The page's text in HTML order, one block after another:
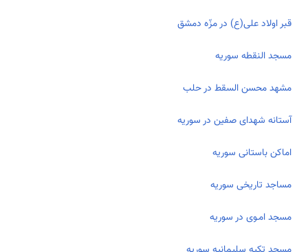
قبر اولاد علی(ع) در مزّه دمشق
مسجد النقطه سوریه
مشهد محسن السقط در حلب
آستانه شهدای صفين در سوریه
اماکن باستانی سوریه
مساجد تاریخی سوریه
مسجد امـوی در سوریه